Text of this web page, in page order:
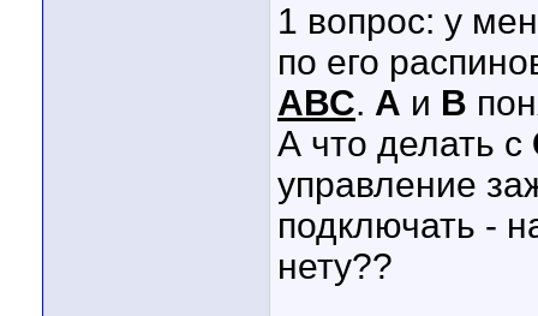
1 вопрос: у
по его
АВС. А и В
А что делать с
управление
подключать -
нету??